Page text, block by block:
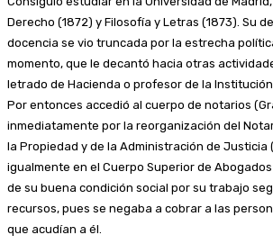
Derecho (1872) y Filosofía y Letras (1873). Su
docencia se vio truncada por la estrecha
momento, que le decantó hacia otras
letrado de Hacienda o profesor de la Institución
Por entonces accedió al cuerpo de notarios
inmediatamente por la reorganización del
la Propiedad y de la Administración de Justicia
igualmente en el Cuerpo Superior de
de su buena condición social por su trabajo
recursos, pues se negaba a cobrar a las
que acudían a él.